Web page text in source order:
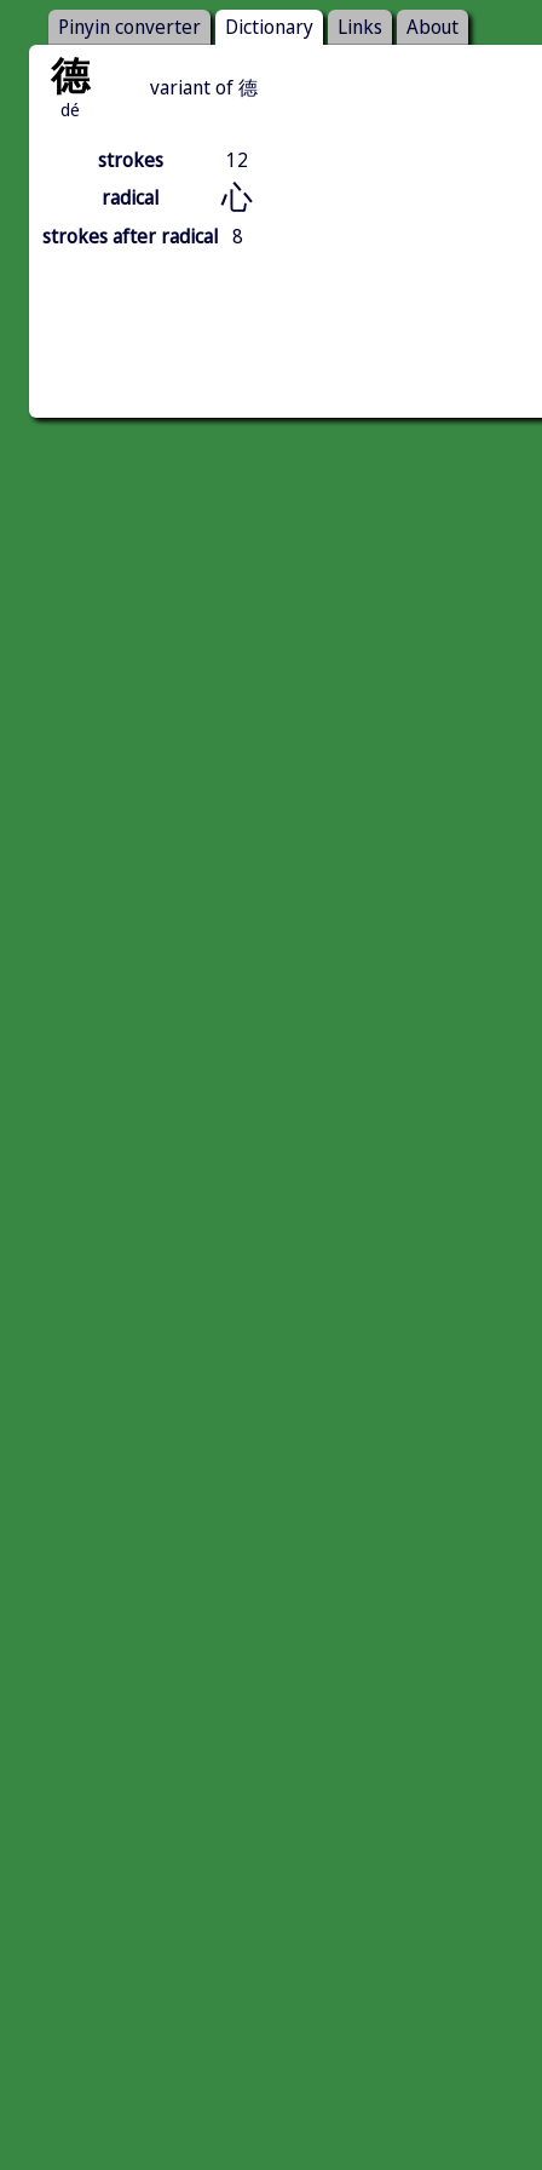
Pinyin converter Dictionary Links About
德
dé
variant of 德
strokes
12
radical
心
strokes after radical 8